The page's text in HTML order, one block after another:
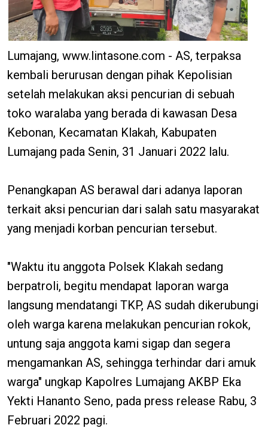
Lumajang, www.lintasone.com - AS, terpaksa
kembali berurusan dengan pihak Kepolisian
setelah melakukan aksi pencurian di sebuah
toko waralaba yang berada di kawasan Desa
Kebonan, Kecamatan Klakah, Kabupaten
Lumajang pada Senin, 31 Januari 2022 lalu.
Penangkapan AS berawal dari adanya laporan
terkait aksi pencurian dari salah satu masyarakat
yang menjadi korban pencurian tersebut.
"Waktu itu anggota Polsek Klakah sedang
berpatroli, begitu mendapat laporan warga
langsung mendatangi TKP, AS sudah dikerubungi
oleh warga karena melakukan pencurian rokok,
untung saja anggota kami sigap dan segera
mengamankan AS, sehingga terhindar dari amuk
warga" ungkap Kapolres Lumajang AKBP Eka
Yekti Hananto Seno, pada press release Rabu, 3
Februari 2022 pagi.